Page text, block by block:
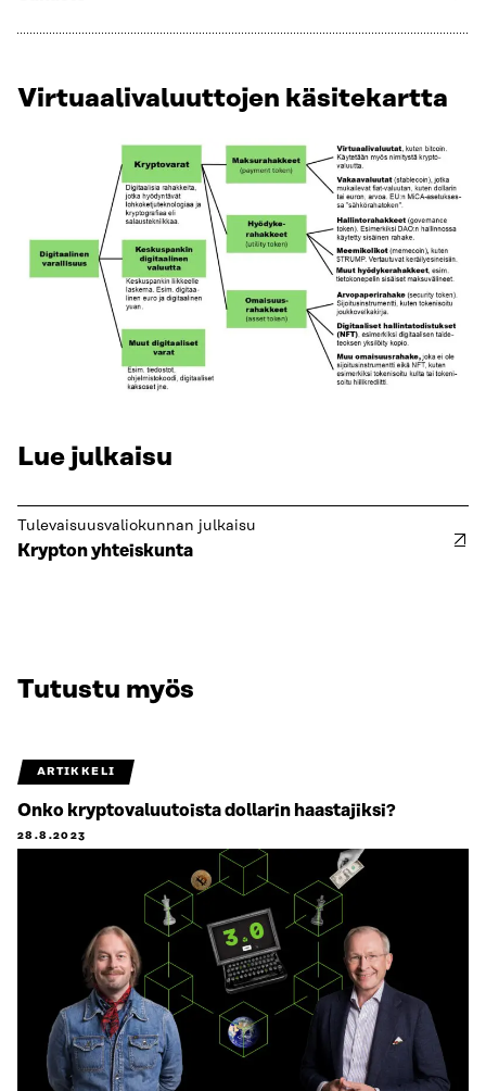
Virtuaalivaluuttojen käsitekartta
Lue julkaisu
Tulevaisuusvaliokunnan julkaisu
Krypton yhteiskunta
Tutustu myös
ARTIKKELI
Onko kryptovaluutoista dollarin haastajiksi?
28.8.2023